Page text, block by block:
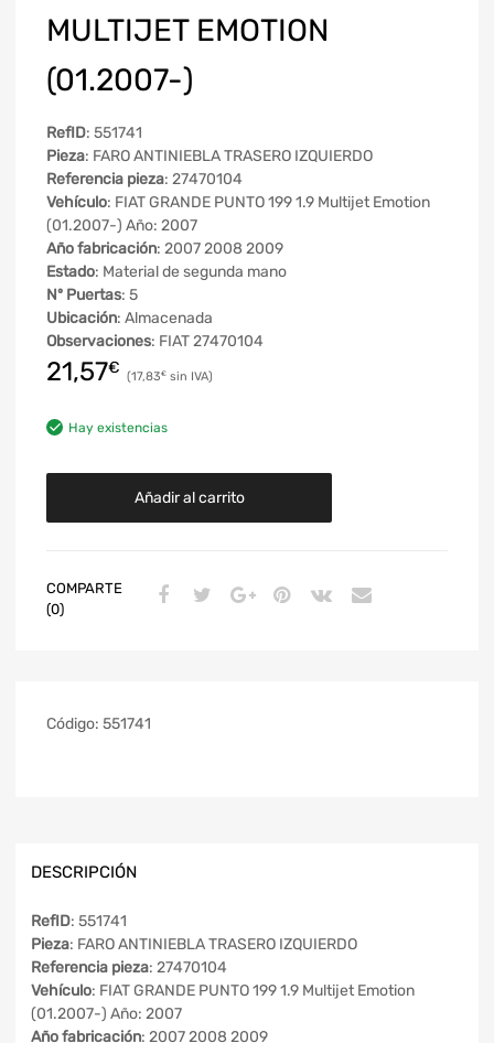
MULTIJET EMOTION
(01.2007-)
RefID: 551741
Pieza: FARO ANTINIEBLA TRASERO IZQUIERDO
Referencia pieza: 27470104
Vehículo: FIAT GRANDE PUNTO 199 1.9 Multijet Emotion
(01.2007-) Año: 2007
Año fabricación: 2007 2008 2009
Estado: Material de segunda mano
Nº Puertas: 5
Ubicación: Almacenada
Observaciones: FIAT 27470104
21,57€ 17,83€
Hay existencias
Añadir al carrito
COMPARTE
(0)
Código: 551741
DESCRIPCIÓN
RefID: 551741
Pieza: FARO ANTINIEBLA TRASERO IZQUIERDO
Referencia pieza: 27470104
Vehículo: FIAT GRANDE PUNTO 199 1.9 Multijet Emotion
(01.2007-) Año: 2007
Año fabricación: 2007 2008 2009